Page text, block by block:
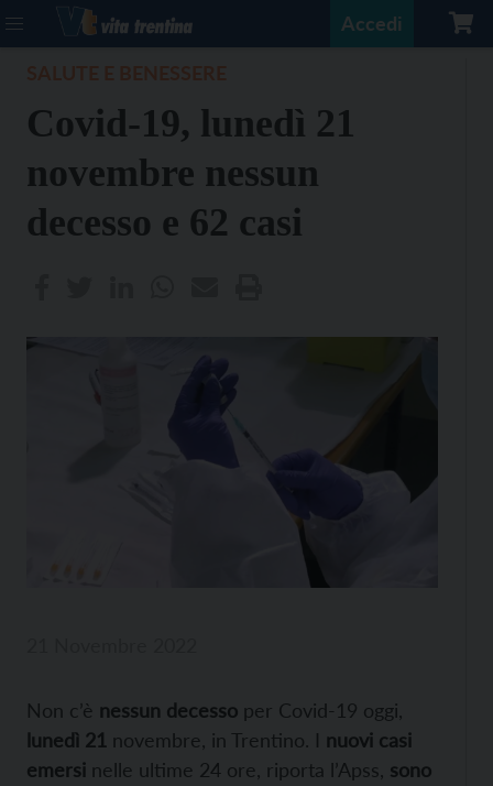
Accedi
Covid-19, lunedì 21
novembre nessun
decesso e 62 casi
Non c’è nessun decesso per Covid-19 oggi,
lunedì 21 novembre, in Trentino. I nuovi casi
emersi nelle ultime 24 ore, riporta l’Apss, sono